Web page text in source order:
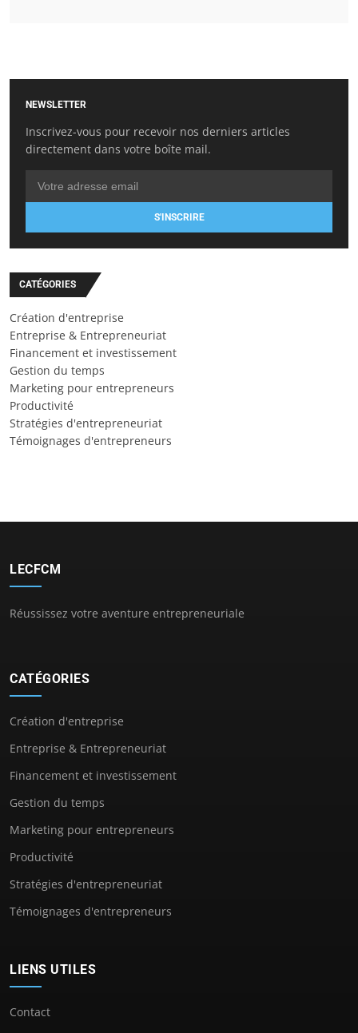
NEWSLETTER
Inscrivez-vous pour recevoir nos derniers articles
directement dans votre boîte mail.
S'INSCRIRE
CATÉGORIES
Création d'entreprise
Entreprise & Entrepreneuriat
Financement et investissement
Gestion du temps
Marketing pour entrepreneurs
Productivité
Stratégies d'entrepreneuriat
Témoignages d'entrepreneurs
LECFCM
Réussissez votre aventure entrepreneuriale
CATÉGORIES
Création d'entreprise
Entreprise & Entrepreneuriat
Financement et investissement
Gestion du temps
Marketing pour entrepreneurs
Productivité
Stratégies d'entrepreneuriat
Témoignages d'entrepreneurs
LIENS UTILES
Contact